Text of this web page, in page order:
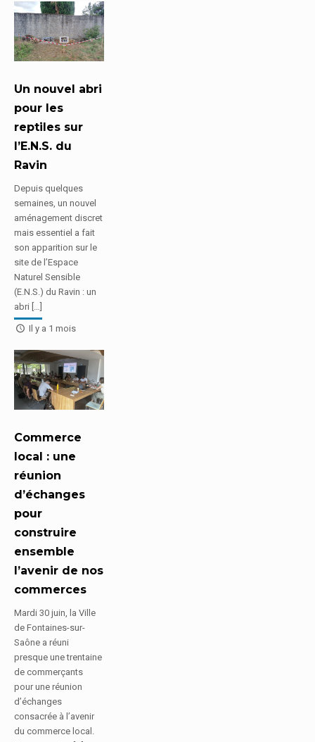
Un nouvel abri
pour les
reptiles sur
l’E.N.S. du
Ravin
Depuis quelques
semaines, un nouvel
aménagement discret
mais essentiel a fait
son apparition sur le
site de l’Espace
Naturel Sensible
(E.N.S.) du Ravin : un
abri […]
Il y a 1 mois
Commerce
local : une
réunion
d’échanges
pour
construire
ensemble
l’avenir de nos
commerces
Mardi 30 juin, la Ville
de Fontaines-sur-
Saône a réuni
presque une trentaine
de commerçants
pour une réunion
d’échanges
consacrée à l’avenir
du commerce local.